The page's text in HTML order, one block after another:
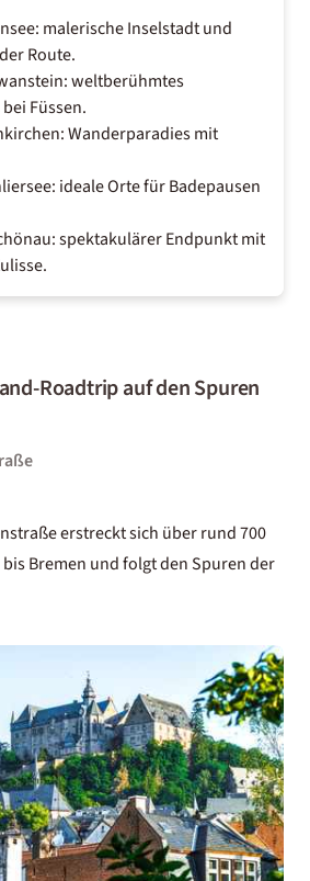
malerische Inselstadt und
Route.
weltberühmtes
Füssen.
Wanderparadies mit
ideale Orte für Badepausen
spektakulärer Endpunkt mit
Roadtrip auf den Spuren
erstreckt sich über rund 700
Bremen und folgt den Spuren der